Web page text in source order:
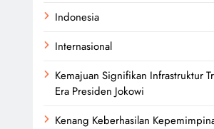
Indonesia
Internasional
Kemajuan Signifikan Infrastruktur
Era Presiden Jokowi
Kenang Keberhasilan